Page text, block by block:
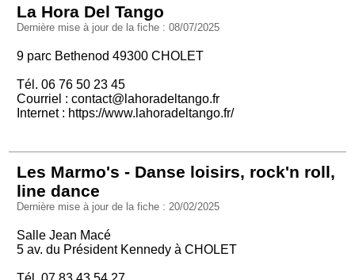
La Hora Del Tango
Dernière mise à jour de la fiche : 08/07/2025
9 parc Bethenod 49300 CHOLET
Tél. 06 76 50 23 45
Courriel :contact@lahoradeltango.fr
Internet : https://www.lahoradeltango.fr/
Les Marmo's - Danse loisirs, rock'n roll,
line dance
Dernière mise à jour de la fiche : 20/02/2025
Salle Jean Macé
5 av. du Président Kennedy à CHOLET